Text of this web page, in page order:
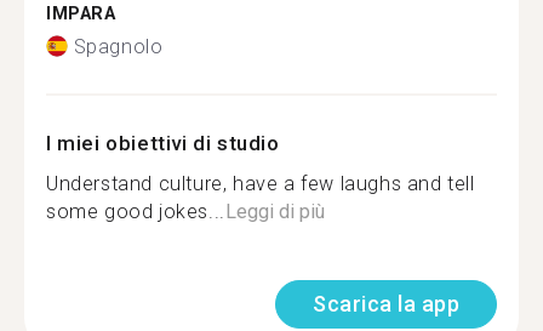
IMPARA
Spagnolo
I miei obiettivi di studio
Understand culture, have a few laughs and tell
some good jokes... Leggi di più
Scarica la app